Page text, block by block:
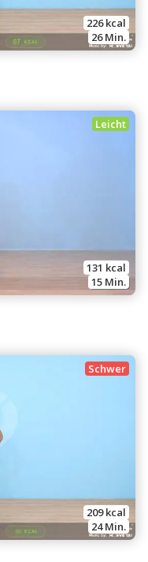
226 kcal
26 Min.
Leicht
131 kcal
15 Min.
Schwer
209 kcal
24 Min.